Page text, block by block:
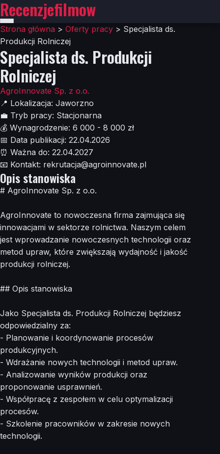
Recenzjefilmow
Strona główna > Oferty pracy > Specjalista ds.
Produkcji Rolniczej
Specjalista ds. Produkcji
Rolniczej
AgroInnovate Sp. z o.o.
📍 Lokalizacja: Jaworzno
💼 Tryb pracy: Stacjonarna
💰 Wynagrodzenie: 6 000 - 8 000 zł
📅 Data publikacji: 22.04.2026
⏰ Ważna do: 22.04.2027
📧 Kontakt: rekrutacja@agroinnovate.pl
Opis stanowiska
# AgroInnovate Sp. z o.o.
AgroInnovate to nowoczesna firma zajmująca się
innowacjami w sektorze rolnictwa. Naszym celem
jest wprowadzanie nowoczesnych technologii oraz
metod upraw, które zwiększają wydajność i jakość
produkcji rolniczej.
## Opis stanowiska
Jako Specjalista ds. Produkcji Rolniczej będziesz
odpowiedzialny za:
- Planowanie i koordynowanie procesów
produkcyjnych.
- Wdrażanie nowych technologii i metod upraw.
- Analizowanie wyników produkcji oraz
proponowanie usprawnień.
- Współpracę z zespołem w celu optymalizacji
procesów.
- Szkolenie pracowników w zakresie nowych
technologii.